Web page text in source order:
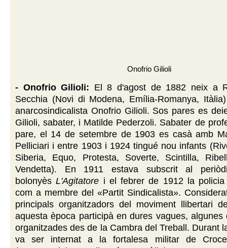
Onofrio Gilioli
- Onofrio Gilioli: El 8 d'agost de 1882 neix a
Secchia (Novi di Modena, Emília-Romanya,
anarcosindicalista Onofrio Gilioli. Sos pares es
Gilioli, sabater, i Matilde Pederzoli. Sabater de
pare, el 14 de setembre de 1903 es casà amb
Pelliciari i entre 1903 i 1924 tingué nou infants
Siberia, Equo, Protesta, Soverte, Scintilla,
Vendetta). En 1911 estava subscrit al
bolonyèsL'Agitatore i el febrer de 1912 la
com a membre del «Partit Sindicalista».
principals organitzadors del moviment llibertari
aquesta època participà en dures vagues, algunes
organitzades des de la Cambra del Treball. Durant
va ser internat a la fortalesa militar de